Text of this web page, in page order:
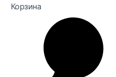
Корзина